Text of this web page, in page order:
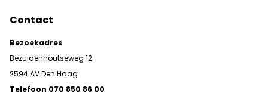
Contact
Bezoekadres
Bezuidenhoutseweg 12
2594 AV Den Haag
Telefoon 070 850 86 00